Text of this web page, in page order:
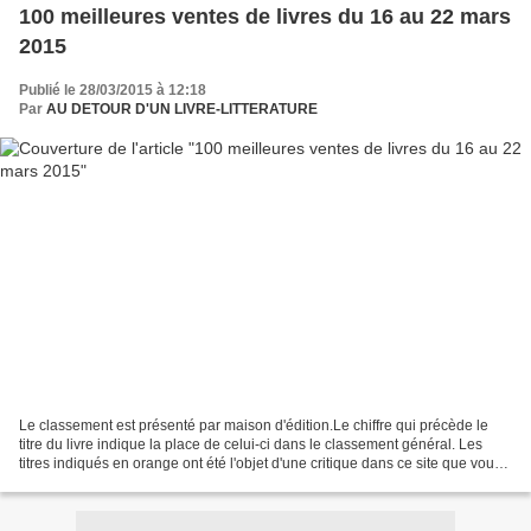
100 meilleures ventes de livres du 16 au 22 mars
2015
Publié le 28/03/2015 à 12:18
Par AU DETOUR D'UN LIVRE-LITTERATURE
Le classement est présenté par maison d'édition.Le chiffre qui précède le
titre du livre indique la place de celui-ci dans le classement général. Les
titres indiqués en orange ont été l'objet d'une critique dans ce site que vous